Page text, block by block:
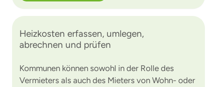
Heizkosten erfassen, umlegen,
abrechnen und prüfen
Kommunen können sowohl in der Rolle des
Vermieters als auch des Mieters von Wohn- oder